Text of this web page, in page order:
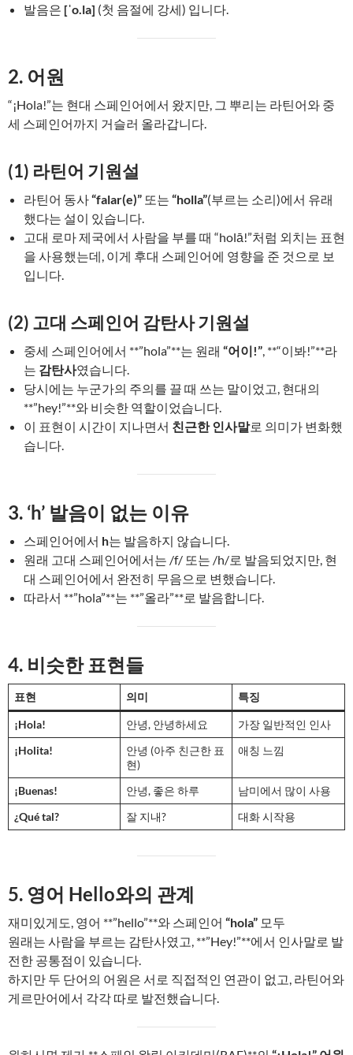
발음은 [ˈo.la] (첫 음절에 강세) 입니다.
2. 어원
“¡Hola!”는 현대 스페인어에서 왔지만, 그 뿌리는 라틴어와 중
세 스페인어까지 거슬러 올라갑니다.
(1) 라틴어 기원설
라틴어 동사“falar(e)” 또는 “holla”(부르는 소리)에서 유래
했다는 설이 있습니다.
고대 로마 제국에서 사람을 부를 때 “holā!”처럼 외치는 표현
을 사용했는데, 이게 후대 스페인어에 영향을 준 것으로 보
입니다.
(2) 고대 스페인어 감탄사 기원설
중세 스페인어에서 **”hola”**는 원래 “어이!”, **“이봐!”**라
는 감탄사였습니다.
당시에는 누군가의 주의를 끌 때 쓰는 말이었고, 현대의
**”hey!”**와 비슷한 역할이었습니다.
이 표현이 시간이 지나면서 친근한 인사말로 의미가 변화했
습니다.
3. ‘h’ 발음이 없는 이유
스페인어에서 h는 발음하지 않습니다.
원래 고대 스페인어에서는 /f/ 또는 /h/로 발음되었지만, 현
대 스페인어에서 완전히 무음으로 변했습니다.
따라서 **”hola”**는 **”올라”**로 발음합니다.
4. 비슷한 표현들
표현 의미 특징
¡Hola! 안녕, 안녕하세요
가장 일반적인 인사
¡Holita!
안녕 (아주 친근한 표
현)
애칭 느낌
¡Buenas! 안녕, 좋은 하루
남미에서 많이 사용
¿Qué tal?
잘 지내? 대화 시작용
5. 영어 Hello와의 관계
재미있게도, 영어 **”hello”**와 스페인어 “hola” 모두
원래는 사람을 부르는 감탄사였고, **”Hey!”**에서 인사말로 발
전한 공통점이 있습니다.
하지만 두 단어의 어원은 서로 직접적인 연관이 없고, 라틴어와
게르만어에서 각각 따로 발전했습니다.